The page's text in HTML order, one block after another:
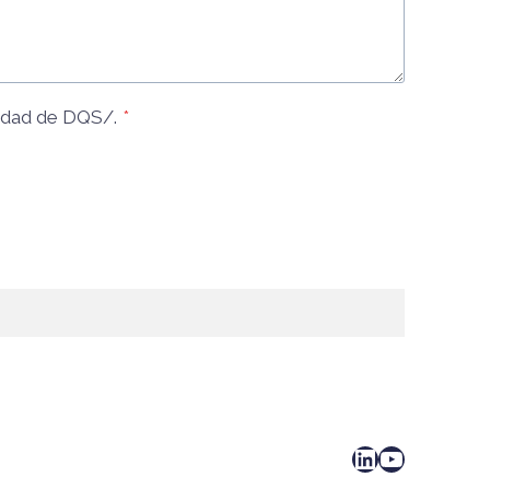
de DQS/. *
LinkedIn YouTube